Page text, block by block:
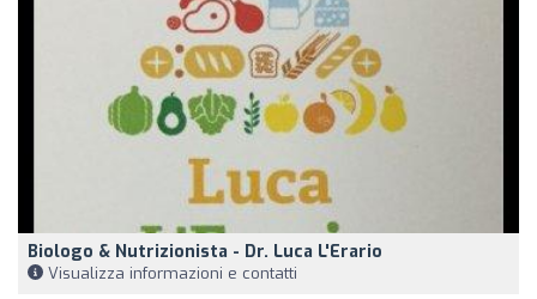
Biologo & Nutrizionista - Dr. Luca L'Erario
Visualizza informazioni e contatti